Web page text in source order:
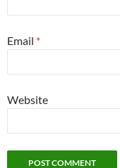
Email *
Website